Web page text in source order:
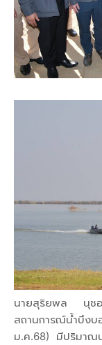
นายสุริยพล นุช
สถานการณ์น้ำบึง
ม.ค.68) มีปริมาณ